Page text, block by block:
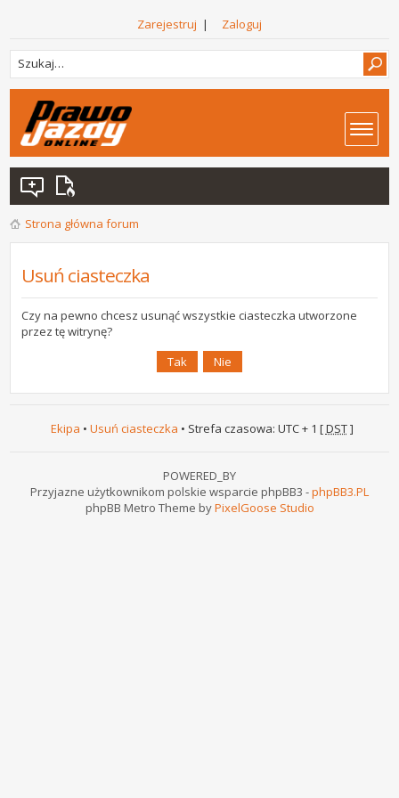
Zarejestruj | Zaloguj
Strona główna forum
Usuń ciasteczka
Czy na pewno chcesz usunąć wszystkie ciasteczka utworzone
przez tę witrynę?
Ekipa • Usuń ciasteczka • Strefa czasowa: UTC + 1 [DST]
POWERED_BY
Przyjazne użytkownikom polskie wsparcie phpBB3 -phpBB3.PL
phpBB Metro Theme byPixelGoose Studio